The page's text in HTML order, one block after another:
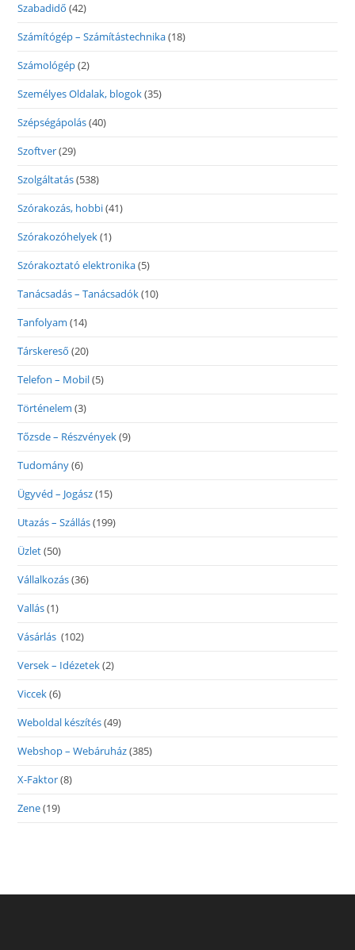
Szabadidő (42)
Számítógép – Számítástechnika(18)
Számológép(2)
Személyes Oldalak, blogok(35)
Szépségápolás(40)
Szoftver(29)
Szolgáltatás(538)
Szórakozás, hobbi(41)
Szórakozóhelyek(1)
Szórakoztató elektronika(5)
Tanácsadás – Tanácsadók(10)
Tanfolyam (14)
Társkereső (20)
Telefon – Mobil(5)
Történelem (3)
Tőzsde – Részvények(9)
Tudomány(6)
Ügyvéd – Jogász(15)
Utazás – Szállás(199)
Üzlet(50)
Vállalkozás(36)
Vallás(1)
Vásárlás (102)
Versek – Idézetek(2)
Viccek(6)
Weboldal készítés(49)
Webshop – Webáruház(385)
X-Faktor(8)
Zene(19)